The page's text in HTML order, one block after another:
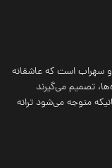
و سهراب است که عاشقانه
تصمیم می‌گیرند
متوجه می‌شود ترانه